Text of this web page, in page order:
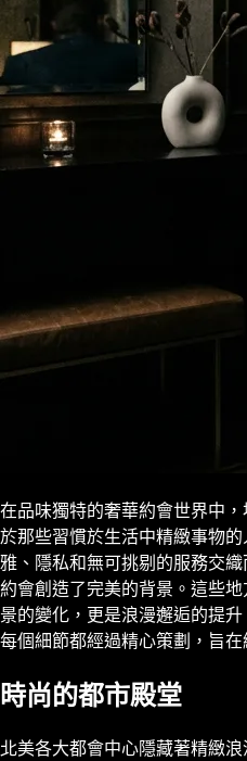
在品味獨特的奢華約會世界中
於那些習慣於生活中精緻事物
雅、隱私和無可挑剔的服務交
約會創造了完美的背景。這些
景的變化，更是浪漫邂逅的提
每個細節都經過精心策劃，旨在
時尚的都市殿堂
北美各大都會中心隱藏著精緻